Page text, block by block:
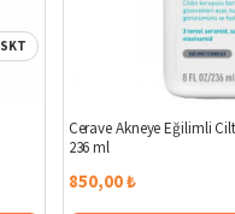
SKT
Cerave Akneye Eğilimli
236 ml
850,00 ₺